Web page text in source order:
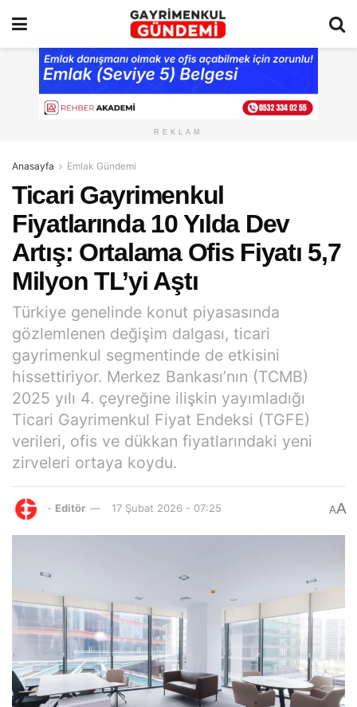
REKLAM
Anasayfa Emlak Gündemi
Ticari Gayrimenkul
Fiyatlarında 10 Yılda Dev
Artış: Ortalama Ofis Fiyatı 5,7
Milyon TL’yi Aştı
Türkiye genelinde konut piyasasında
gözlemlenen değişim dalgası, ticari
gayrimenkul segmentinde de etkisini
hissettiriyor. Merkez Bankası’nın (TCMB)
2025 yılı 4. çeyreğine ilişkin yayımladığı
Ticari Gayrimenkul Fiyat Endeksi (TGFE)
verileri, ofis ve dükkan fiyatlarındaki yeni
zirveleri ortaya koydu.
- Editör 17 Şubat 2026 - 07:25 AA